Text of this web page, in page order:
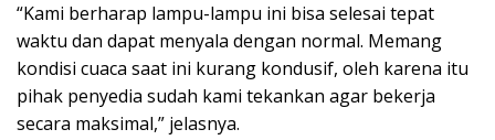
“Kami berharap lampu-lampu ini bisa selesai tepat
waktu dan dapat menyala dengan normal. Memang
kondisi cuaca saat ini kurang kondusif, oleh karena itu
pihak penyedia sudah kami tekankan agar bekerja
secara maksimal,” jelasnya.